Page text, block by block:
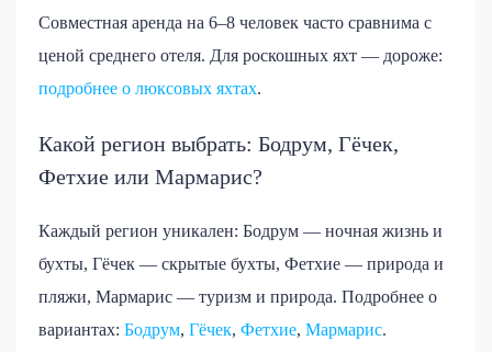
Совместная аренда на 6–8 человек часто сравнима с
ценой среднего отеля. Для роскошных яхт — дороже:
подробнее о люксовых яхтах.
Какой регион выбрать: Бодрум, Гёчек,
Фетхие или Мармарис?
Каждый регион уникален: Бодрум — ночная жизнь и
бухты, Гёчек — скрытые бухты, Фетхие — природа и
пляжи, Мармарис — туризм и природа. Подробнее о
вариантах: Бодрум, Гёчек, Фетхие, Мармарис.